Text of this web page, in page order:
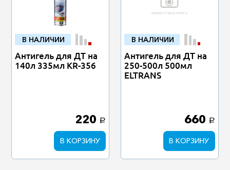
В НАЛИЧИИ
Антигель для ДТ на
140л 335мл KR-356
220 a
В КОРЗИНУ
В НАЛИЧИИ
Антигель для ДТ на
250-500л 500мл
ELTRANS
660 a
В КОРЗИНУ